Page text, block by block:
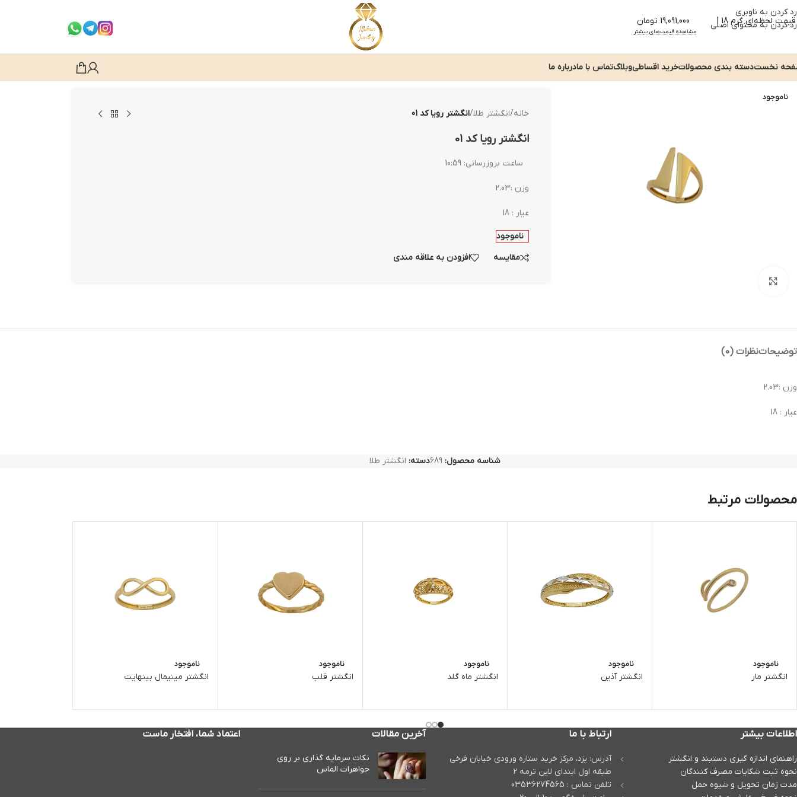
رد کردن به ناوبری
رد کردن به محتوای اصلی
قیمت لحظه‌ای گرم 18 | 19,091,000 تومان
مشاهده قیمت‌های بیشتر
نخستدسته بندی محصولاتخرید اقساطیوبلاگتماس با مادرباره ما
ناموجود
خانه/انگشتر طلا/انگشتر رویا کد 01
انگشتر رویا کد 01
ساعت بروزرسانی:10:59
وزن :2.03
عیار : 18
ناموجود
مقایسه
افزودن به علاقه مندی
توضیحاتنظرات (0)
وزن :2.03
عیار : 18
شناسه محصول:689دسته: انگشتر طلا
محصولات مرتبط
ناموجود
انگشتر مار
ناموجود
انگشتر آذین
ناموجود
انگشتر ماه گلد
ناموجود
انگشتر قلب
ناموجود
انگشتر مینیمال بینهایت
اطلاعات بیشتر
راهنمای اندازه گیری دستبند و انگشتر
نحوه ثبت شكايات مصرف كنندگان
مدت زمان تحويل و شیوه حمل
ارتباط با ما
آدرس: یزد، مرکز خرید ستاره ورودی خیابان فرخی
طبقه اول ابتدای لاین ترمه ۲
تلفن تماس : 03536274565
آخرین مقالات
نکات سرمایه گذاری بر روی
جواهرات الماس
اعتماد شما، افتخار ماست